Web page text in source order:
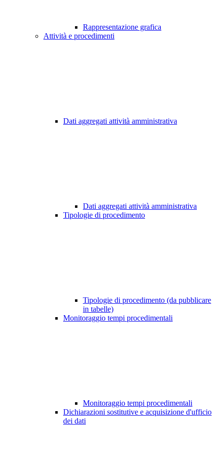
Rappresentazione grafica
Attività e procedimenti
Dati aggregati attività amministrativa
Dati aggregati attività amministrativa
Tipologie di procedimento
Tipologie di procedimento (da pubblicare
in tabelle)
Monitoraggio tempi procedimentali
Monitoraggio tempi procedimentali
Dichiarazioni sostitutive e acquisizione d'ufficio
dei dati